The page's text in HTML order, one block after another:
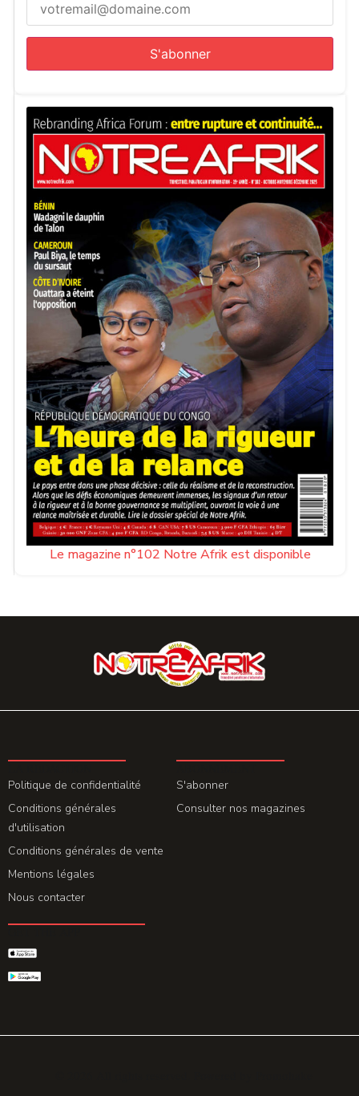
Le magazine n°102 Notre Afrik est disponible
Politique de confidentialité
Conditions générales
d'utilisation
Conditions générales de vente
Mentions légales
Nous contacter
S'abonner
Consulter nos magazines